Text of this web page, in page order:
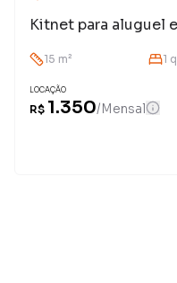
Kitnet para aluguel
15 m² 1
LOCAÇÃO
R$ 1.350/Mensal